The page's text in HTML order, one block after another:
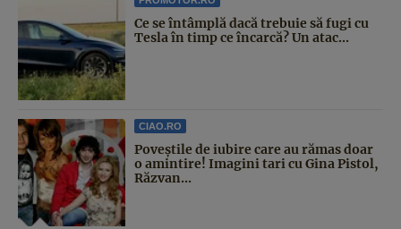
Ce se întâmplă dacă trebuie să fugi cu
Tesla în timp ce încarcă? Un atac...
CIAO.RO
Poveştile de iubire care au rămas doar
o amintire! Imagini tari cu Gina Pistol,
Răzvan...